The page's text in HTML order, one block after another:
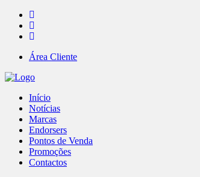
Área Cliente
Início
Notícias
Marcas
Endorsers
Pontos de Venda
Promoções
Contactos